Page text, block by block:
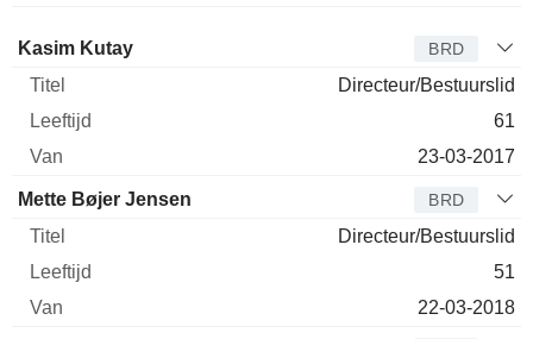
Bestuurder Titel
Kasim Kutay BRD
Directeur/Bestuurslid
61
23-03-2017
Mette Bøjer Jensen BRD
Directeur/Bestuurslid
51
22-03-2018